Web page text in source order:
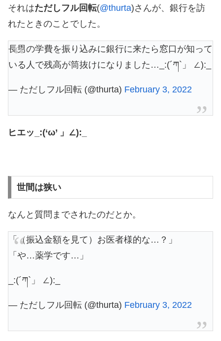
それはただしフル回転(@thurta)さんが、銀行を訪
れたときのことでした。
長男の学費を振り込みに銀行に来たら窓口が知って
いる人で残高が筒抜けになりました…_:(´ཀ`」 ∠):_
— ただしフル回転 (@thurta) February 3, 2022
ヒエッ_:(‘ω’ 」∠):_
世間は狭い
なんと質問までされたのだとか。
「（振込金額を見て）お医者様的な…？」
「や…薬学です…」
_:(´ཀ`」 ∠):_
— ただしフル回転 (@thurta) February 3, 2022